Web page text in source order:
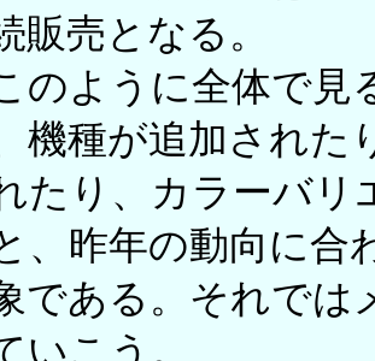
販売となる。
のように全体で見
機種が追加された
たり、カラーバリ
、昨年の動向に合
である。それでは
いこう。